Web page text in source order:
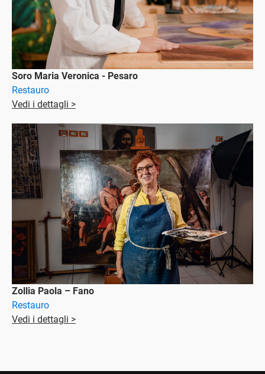
Soro Maria Veronica - Pesaro
Restauro
Vedi i dettagli >
Zollia Paola – Fano
Restauro
Vedi i dettagli >